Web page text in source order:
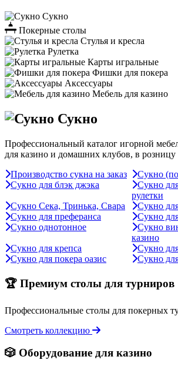
Сукно
Покерные столы
Стулья и кресла
Рулетка
Карты игральные
Фишки для покера
Аксессуары
Мебель для казино
Сукно
Профессиональный каталог игорной
для казино и домашних клубов, в розницу
Производство сукна на заказ
Сукно
Сукно для блэк джэка
Сукно
рулетки
Сукно Сека, Тринька, Свара
Сукно
Сукно для преферанса
Сукно
Сукно однотонное
Сукно
казино
Сукно для крепса
Сукно
Сукно для покера оазис
Сукно
🏆 Премиум столы для турниров
Профессиональные столы для покерных
Смотреть коллекцию
🎲 Оборудование для казино